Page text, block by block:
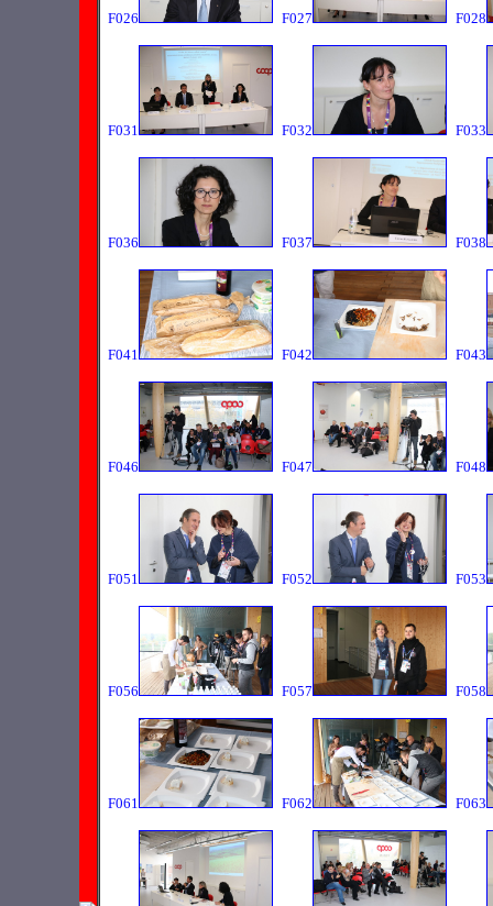
F026 F027 F028
F031 F032 F033
F036 F037 F038
F041 F042 F043
F046 F047 F048
F051 F052 F053
F056 F057 F058
F061 F062 F063